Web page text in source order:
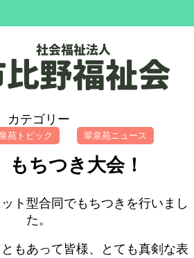
私たちの願い
事業案内
空室情報
研修案内
お問合せ
カテゴリー
苑トピック 翠泉苑ニュース
ちつき大会！
ト型合同でもちつきを行いまし
た。
もあって皆様、とても真剣な表